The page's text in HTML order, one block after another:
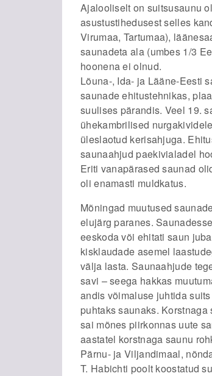
Ajalooliselt on suitsusaunu
asustustihedusest selles
Virumaa, Tartumaa),
saunadeta ala (umbes 1/3
hoonena ei olnud.
Lõuna-, Ida- ja Lääne-Eesti
saunade ehitustehnikas,
suulises pärandis. Veel 19.
ühekambrilised
üleslaotud kerisahjuga.
saunaahjud paekivialadel
Eriti vanapärased saunad
oli enamasti muldkatus.
Mõningad muutused
elujärg paranes.
eeskoda või ehitati saun
kisklaudade asemel
välja lasta. Saunaahjude
savi – seega hakkas
andis võimaluse juhtida
puhtaks saunaks.
sai mõnes piirkonnas uute
aastatel korstnaga saunu
Pärnu- ja Viljandimaal,
T. Habichti poolt koostatud